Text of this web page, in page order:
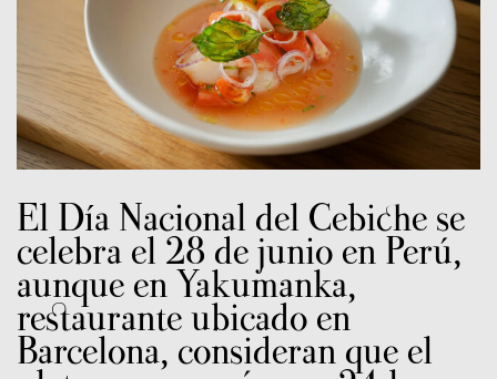
El Día Nacional del Cebiche se
celebra el 28 de junio en Perú,
aunque en Yakumanka,
restaurante ubicado en
Barcelona, consideran que el